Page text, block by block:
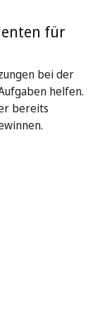
für
bei der
helfen.
bereits